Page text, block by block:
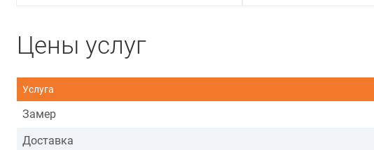
Цены услуг
Услуга
Замер
Доставка